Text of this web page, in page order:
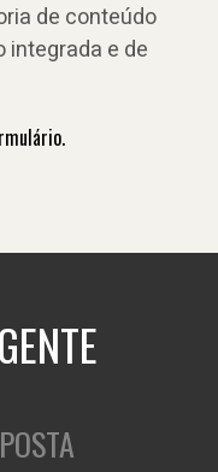
de conteúdo
integrada e de